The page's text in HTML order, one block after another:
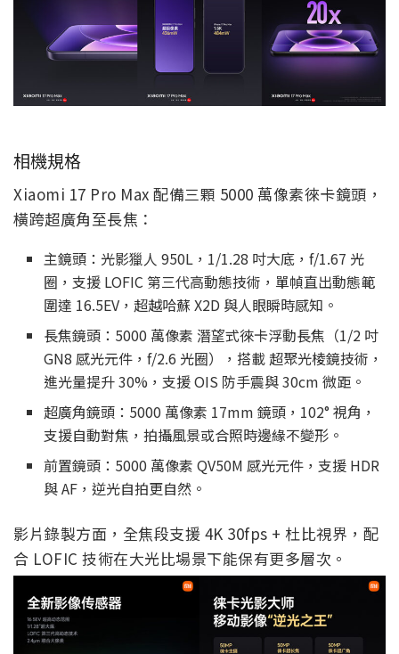
相機規格
Xiaomi 17 Pro Max 配備三顆 5000 萬像素徠卡鏡頭，
橫跨超廣角至長焦：
主鏡頭：光影獵人 950L，1/1.28 吋大底，f/1.67 光
圈，支援 LOFIC 第三代高動態技術，單幀直出動態範
圍達 16.5EV，超越哈蘇 X2D 與人眼瞬時感知。
長焦鏡頭：5000 萬像素 潛望式徠卡浮動長焦（1/2 吋
GN8 感光元件，f/2.6 光圈），搭載 超聚光棱鏡技術，
進光量提升 30%，支援 OIS 防手震與 30cm 微距。
超廣角鏡頭：5000 萬像素 17mm 鏡頭，102° 視角，
支援自動對焦，拍攝風景或合照時邊緣不變形。
前置鏡頭：5000 萬像素 QV50M 感光元件，支援 HDR
與 AF，逆光自拍更自然。
影片錄製方面，全焦段支援 4K 30fps + 杜比視界，配
合 LOFIC 技術在大光比場景下能保有更多層次。